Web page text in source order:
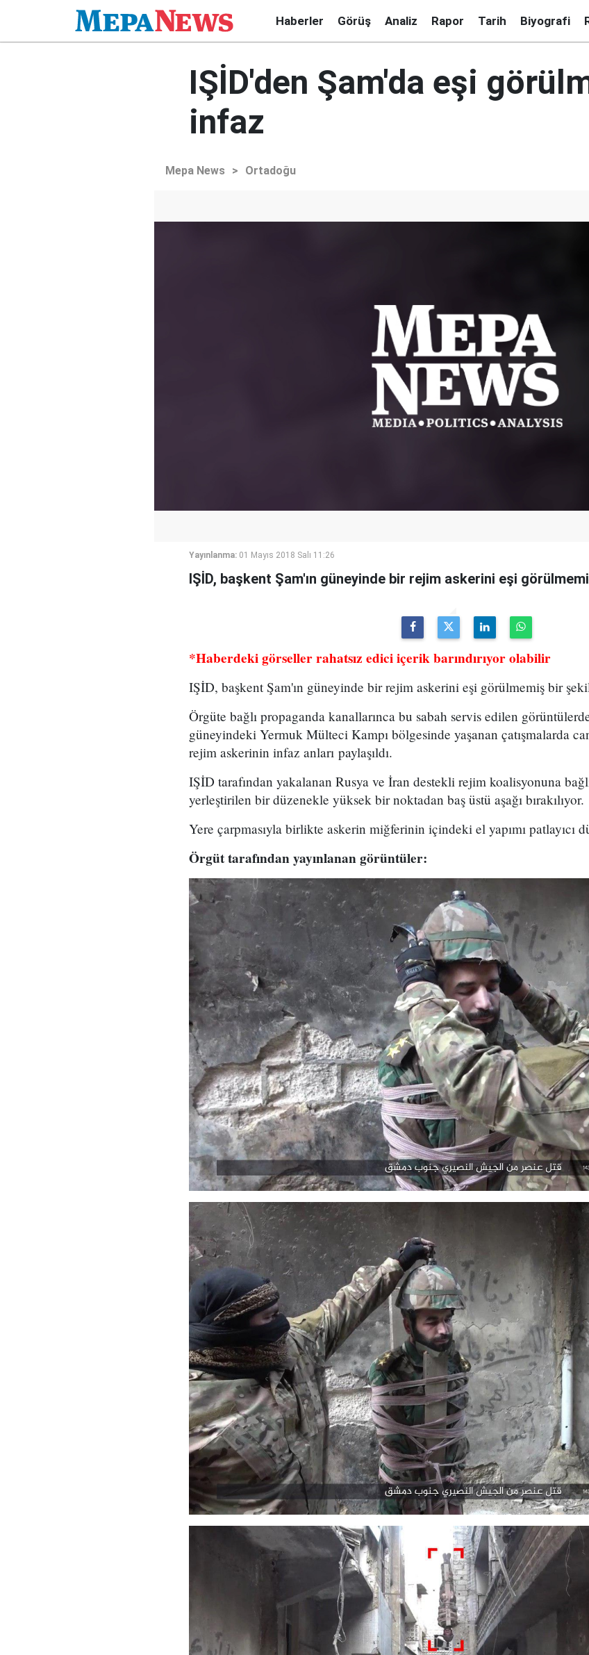
Haberler Görüş Analiz Rapor Tarih Biyografi
IŞİD'den Şam'da eşi
infaz
Mepa News > Ortadoğu
Yayınlanma: 01 Mayıs 2018 Salı 11:26
IŞİD, başkent Şam'ın güneyinde bir rejim askerini eşi
*Haberdeki görseller rahatsız edici içerik barındırıyor olabilir
IŞİD, başkent Şam'ın güneyinde bir rejim askerini eşi görülmemiş bir
Örgüte bağlı propaganda kanallarınca bu sabah servis edilen
güneyindeki Yermuk Mülteci Kampı bölgesinde yaşanan çatışmalarda
rejim askerinin infaz anları paylaşıldı.
IŞİD tarafından yakalanan Rusya ve İran destekli rejim koalisyonuna
yerleştirilen bir düzenekle yüksek bir noktadan baş üstü aşağı bırakılıyor.
Yere çarpmasıyla birlikte askerin miğferinin içindeki el yapımı patlayıcı
Örgüt tarafından yayınlanan görüntüler: